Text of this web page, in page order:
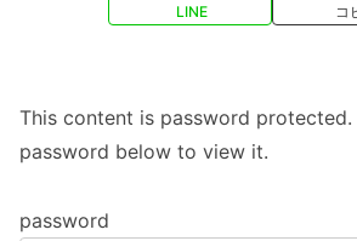
LINE コ
This content is password protected.
password below to view it.
password